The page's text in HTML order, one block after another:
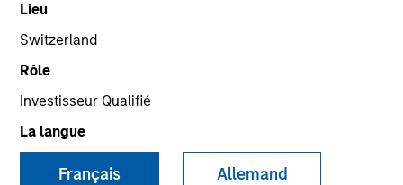
Lieu
Switzerland
Rôle
Investisseur Qualifié
La langue
Français Allemand